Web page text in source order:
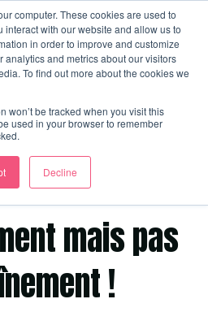
computer. These cookies are used to
with our website and allow us to
in order to improve and customize
and metrics about our visitors
To find out more about the cookies we
won’t be tracked when you visit this
used in your browser to remember
Decline
mais pas
!